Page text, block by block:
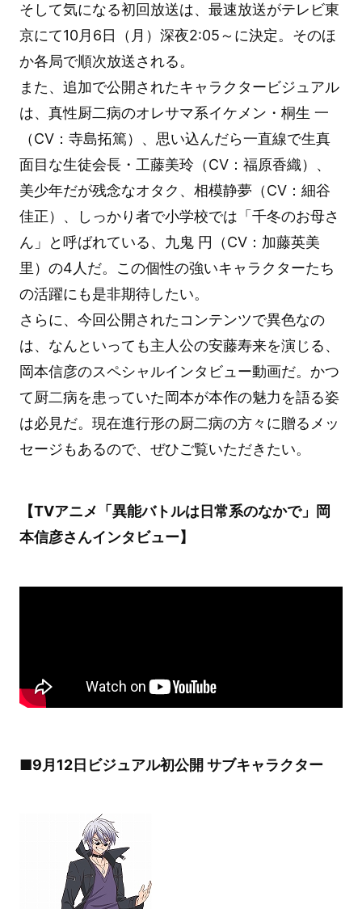
そして気になる初回放送は、最速放送がテレビ東
京にて10月6日（月）深夜2:05～に決定。そのほ
か各局で順次放送される。
また、追加で公開されたキャラクタービジュアル
は、真性厨二病のオレサマ系イケメン・桐生 一
（CV：寺島拓篤）、思い込んだら一直線で生真
面目な生徒会長・工藤美玲（CV：福原香織）、
美少年だが残念なオタク、相模静夢（CV：細谷
佳正）、しっかり者で小学校では「千冬のお母さ
ん」と呼ばれている、九鬼 円（CV：加藤英美
里）の4人だ。この個性の強いキャラクターたち
の活躍にも是非期待したい。
さらに、今回公開されたコンテンツで異色なの
は、なんといっても主人公の安藤寿来を演じる、
岡本信彦のスペシャルインタビュー動画だ。かつ
て厨二病を患っていた岡本が本作の魅力を語る姿
は必見だ。現在進行形の厨二病の方々に贈るメッ
セージもあるので、ぜひご覧いただきたい。
【TVアニメ「異能バトルは日常系のなかで」岡
本信彦さんインタビュー】
■9月12日ビジュアル初公開 サブキャラクター